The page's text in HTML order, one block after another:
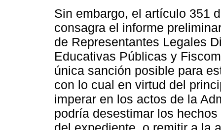
Sin embargo, el artículo 351
consagra el informe
de Representantes Legales
Educativas Públicas y
única sanción posible para
con lo cual en virtud del
imperar en los actos de la
podría desestimar los